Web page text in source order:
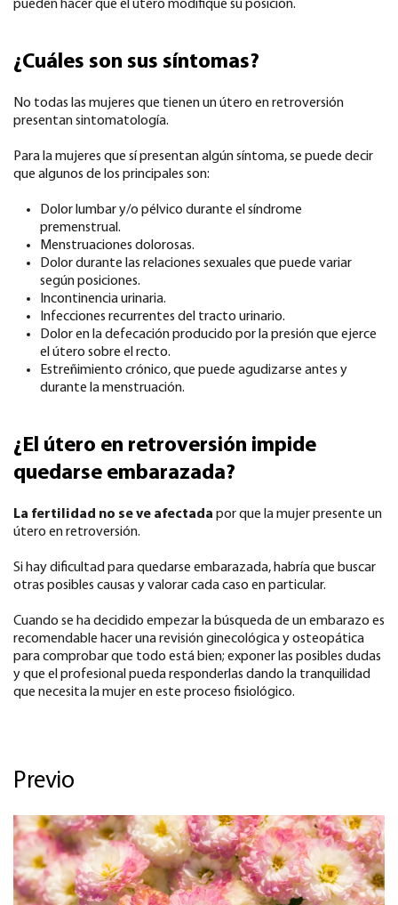
pueden hacer que el útero modifique su posición.
¿Cuáles son sus síntomas?
No todas las mujeres que tienen un útero en retroversión
presentan sintomatología.
Para la mujeres que sí presentan algún síntoma, se puede decir
que algunos de los principales son:
Dolor lumbar y/o pélvico durante el síndrome
premenstrual.
Menstruaciones dolorosas.
Dolor durante las relaciones sexuales que puede variar
según posiciones.
Incontinencia urinaria.
Infecciones recurrentes del tracto urinario.
Dolor en la defecación producido por la presión que ejerce
el útero sobre el recto.
Estreñimiento crónico, que puede agudizarse antes y
durante la menstruación.
¿El útero en retroversión impide
quedarse embarazada?
La fertilidad no se ve afectada por que la mujer presente un
útero en retroversión.
Si hay dificultad para quedarse embarazada, habría que buscar
otras posibles causas y valorar cada caso en particular.
Cuando se ha decidido empezar la búsqueda de un embarazo es
recomendable hacer una revisión ginecológica y osteopática
para comprobar que todo está bien; exponer las posibles dudas
y que el profesional pueda responderlas dando la tranquilidad
que necesita la mujer en este proceso fisiológico.
Previo